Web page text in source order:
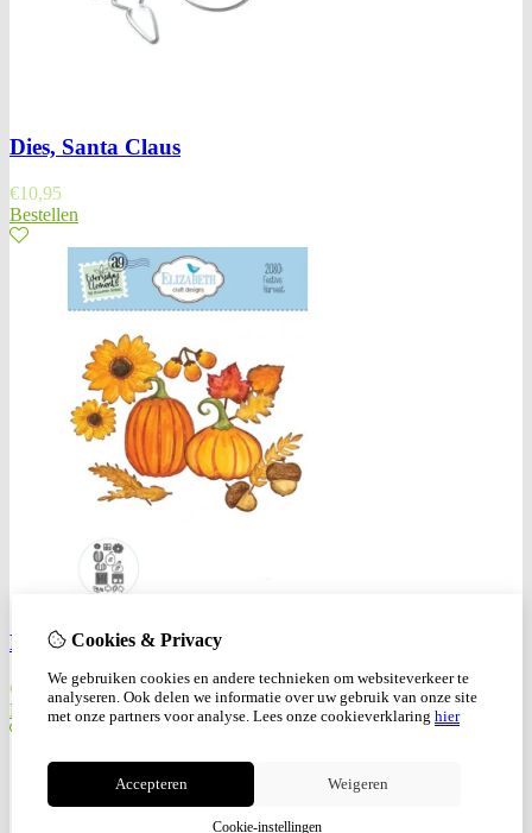
Dies, Santa Claus
€10,95
Bestellen
Festive Harvest dies
€
18,95
Bestellen
Cookies & Privacy
We gebruiken cookies en andere technieken om websiteverkeer te
analyseren. Ook delen we informatie over uw gebruik van onze site
met onze partners voor analyse. Lees onze cookieverklaring hier
Accepteren Weigeren
Cookie-instellingen